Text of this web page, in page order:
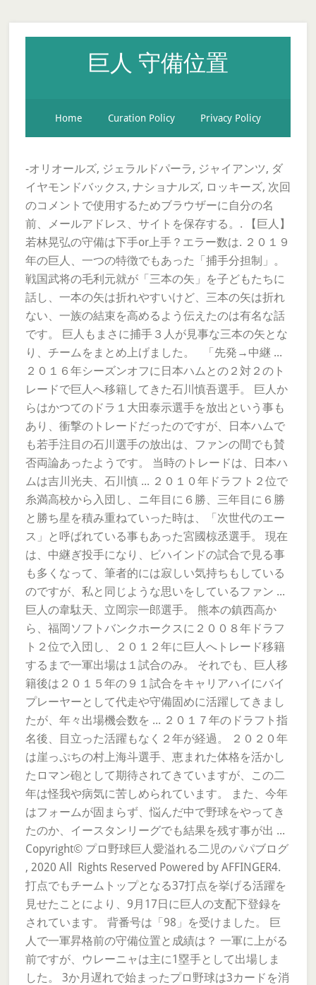
巨人 守備位置
Home Curation Policy Privacy Policy
-オリオールズ, ジェラルドパーラ, ジャイアンツ, ダ
イヤモンドバックス, ナショナルズ, ロッキーズ, 次回
のコメントで使用するためブラウザーに自分の名
前、メールアドレス、サイトを保存する。. 【巨人】
若林晃弘の守備は下手or上手？エラー数は. ２０１９
年の巨人、一つの特徴でもあった「捕手分担制」。
戦国武将の毛利元就が「三本の矢」を子どもたちに
話し、一本の矢は折れやすいけど、三本の矢は折れ
ない、一族の結束を高めるよう伝えたのは有名な話
です。 巨人もまさに捕手３人が見事な三本の矢とな
り、チームをまとめ上げました。 「先発→中継 ...
２０１６年シーズンオフに日本ハムとの２対２のト
レードで巨人へ移籍してきた石川慎吾選手。 巨人か
らはかつてのドラ１大田泰示選手を放出という事も
あり、衝撃のトレードだったのですが、日本ハムで
も若手注目の石川選手の放出は、ファンの間でも賛
否両論あったようです。 当時のトレードは、日本ハ
ムは吉川光夫、石川慎 ... ２０１０年ドラフト２位で
糸満高校から入団し、ニ年目に６勝、三年目に６勝
と勝ち星を積み重ねていった時は、「次世代のエー
ス」と呼ばれている事もあった宮國椋丞選手。 現在
は、中継ぎ投手になり、ビハインドの試合で見る事
も多くなって、筆者的には寂しい気持ちもしている
のですが、私と同じような思いをしているファン ...
巨人の韋駄天、立岡宗一郎選手。 熊本の鎮西高か
ら、福岡ソフトバンクホークスに２００８年ドラフ
ト２位で入団し、２０１２年に巨人へトレード移籍
するまで一軍出場は１試合のみ。 それでも、巨人移
籍後は２０１５年の９１試合をキャリアハイにバイ
プレーヤーとして代走や守備固めに活躍してきまし
たが、年々出場機会数を ... ２０１７年のドラフト指
名後、目立った活躍もなく２年が経過。 ２０２０年
は崖っぷちの村上海斗選手、恵まれた体格を活かし
たロマン砲として期待されてきていますが、この二
年は怪我や病気に苦しめられています。 また、今年
はフォームが固まらず、悩んだ中で野球をやってき
たのか、イースタンリーグでも結果を残す事が出 ...
Copyright© プロ野球巨人愛溢れる二児のパパブログ
, 2020 All Rights Reserved Powered by AFFINGER4.
打点でもチームトップとなる37打点を挙げる活躍を
見せたことにより、9月17日に巨人の支配下登録を
されています。 背番号は「98」を受けました。 巨
人で一軍昇格前の守備位置と成績は？ 一軍に上がる
前ですが、ウレーニャは主に1塁手として出場しま
した。 3か月遅れで始まったプロ野球は3カードを消